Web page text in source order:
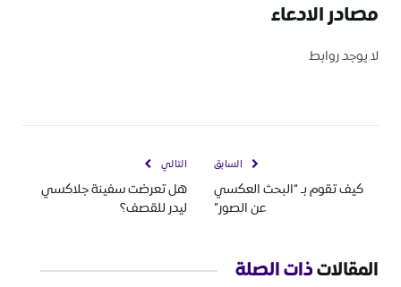
مصادر الادعاء
لا يوجد روابط
السابق
كيف تقوم بـ “البحث العكسي
عن الصور”
التالي
هل تعرضت سفينة جلاكسي
ليدر للقصف؟
المقالاتذات الصلة